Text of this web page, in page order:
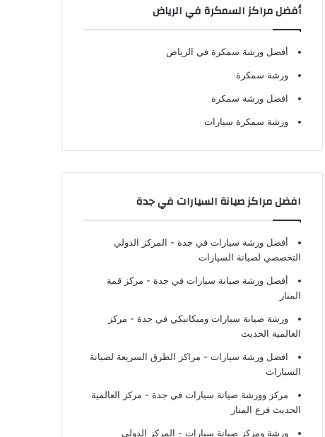
أفضل مراكز السمكرة في الرياض
أفضل ورشة سمكرة في الرياض
ورشة سمكرة
افضل ورشة سمكرة
ورشة سمكرة سيارات
افضل مراكز صيانة السيارات في جدة
أفضل ورشة سيارات في جدة - المركز الدولي
التخصصي لصيانة السيارات
أفضل ورشة صيانة سيارات في جدة - مركز قمة
المنار
ورشة صيانة سيارات وميكانيكي في جدة - مركز
العالمية الحديث
افضل ورشة سيارات - مراكز الطرق السريعة لصيانة
السيارات
مركز وورشة صيانة سيارات في جدة - مركز العالمية
الحديث فرع المنار
ورشة ومركز صيانة سيارات - المركز الدولي